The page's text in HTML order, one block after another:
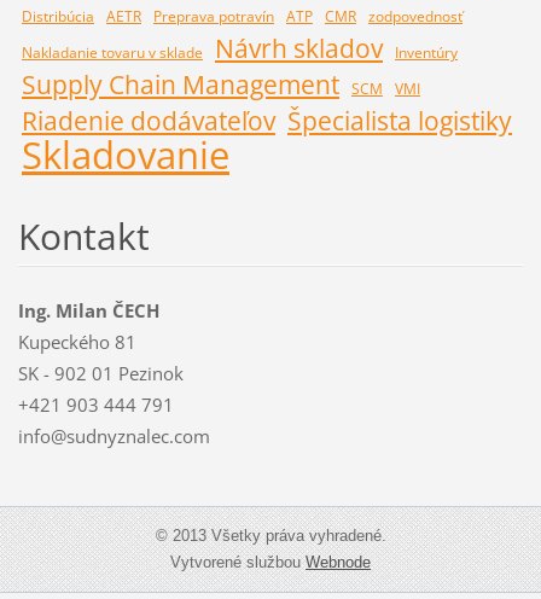
Distribúcia AETR Preprava potravín ATP CMR zodpovednosť
Nakladanie tovaru v sklade
Návrh skladov Inventúry
Supply Chain Management SCM VMI
Riadenie dodávateľov Špecialista logistiky
Skladovanie
Kontakt
Ing. Milan ČECH
Kupeckého 81
SK - 902 01 Pezinok
+421 903 444 791
info@sudnyznalec.com
© 2013 Všetky práva vyhradené.
Vytvorené službouWebnode